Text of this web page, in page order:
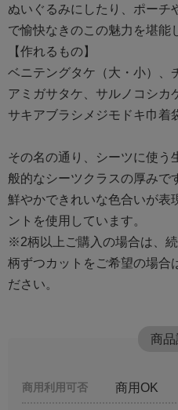
ぬいぐるみにしたり、ポーチ
で愉快なきのこの魅力を堪能
【作れるもの】
ベニテングタケ（大・小）、
アミガサタケ、サルノコシカ
サキアブラシメジモドキ巾着
その名の通り、シーツに使う
般的なシーツクラスの厚みで
鮮やかできれいな色合いが表
ントを使用しています。
※2柄以上ご購入の場合は、
柄ずつカットをご希望の場合
ださい。
商品
商用利用可否 商用OK